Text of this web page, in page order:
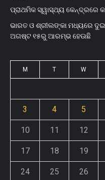
ପ୍ରାଥମିକ ସ୍ୱାସ୍ଥ୍ୟ କେନ୍ଦ୍ରରେ
ଭାରତ ଓ ଶ୍ରୀଲଙ୍କା ମଧ୍ୟରେ
ଅଗଷ୍ଟ ୧୫ରୁ ଆରମ୍ଭ ହେଊଛି
M T W
3 4 5
10 11 12
17 18 19
24 25 26